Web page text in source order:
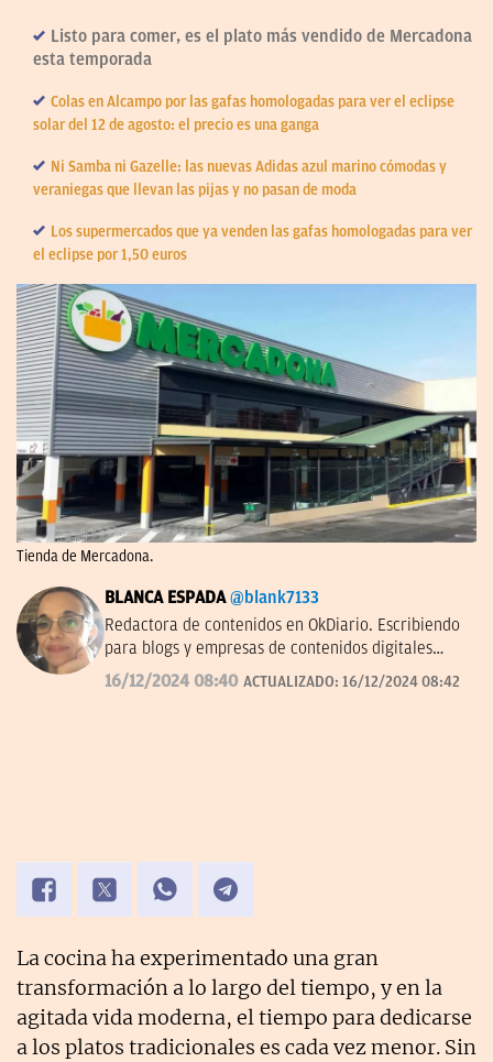
Listo para comer, es el plato más vendido de Mercadona
esta temporada
Colas en Alcampo por las gafas homologadas para ver el eclipse
solar del 12 de agosto: el precio es una ganga
Ni Samba ni Gazelle: las nuevas Adidas azul marino cómodas y
veraniegas que llevan las pijas y no pasan de moda
Los supermercados que ya venden las gafas homologadas para ver
el eclipse por 1,50 euros
Tienda de Mercadona.
BLANCA ESPADA @blank7133
Redactora de contenidos en OkDiario. Escribiendo
para blogs y empresas de contenidos digitales
desde 2007.
16/12/2024 08:40 ACTUALIZADO: 16/12/2024 08:42
La cocina ha experimentado una gran
transformación a lo largo del tiempo, y en la
agitada vida moderna, el tiempo para dedicarse
a los platos tradicionales es cada vez menor. Sin